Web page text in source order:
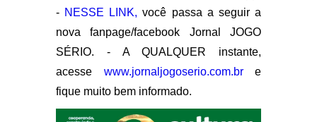
- NESSE LINK, você passa a seguir a
nova fanpage/facebook Jornal JOGO
SÉRIO. - A QUALQUER instante,
acesse www.jornaljogoserio.com.bre
fique muito bem informado.